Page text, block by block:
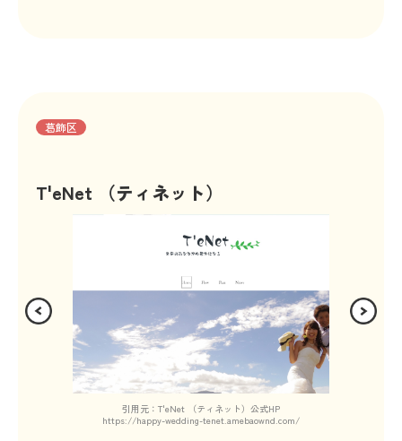
葛飾区
T'eNet （ティネット）
引用元：T'eNet （ティネット）公式HP
https://happy-wedding-tenet.amebaownd.com/